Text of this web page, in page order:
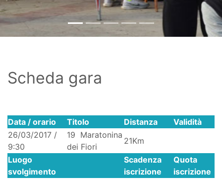
Scheda gara
Data / orario Titolo Distanza
Validità
26/03/2017 /
9:30
19 Maratonina
dei Fiori
21Km
Luogo
svolgimento
Scadenza
iscrizione
Quota
iscrizione